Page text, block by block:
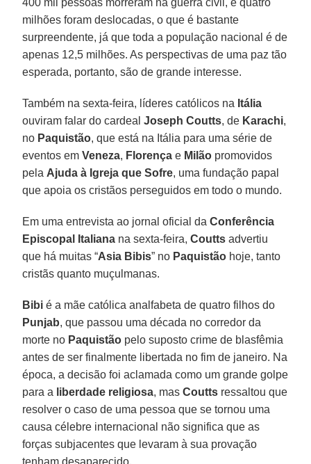
milhões foram deslocadas, o que é bastante
surpreendente, já que toda a população nacional é de
apenas 12,5 milhões. As perspectivas de uma paz tão
esperada, portanto, são de grande interesse.
Também na sexta-feira, líderes católicos na Itália
ouviram falar do cardealJoseph Coutts, de Karachi,
no Paquistão, que está na Itália para uma série de
eventos emVeneza, Florença e Milão promovidos
pela Ajuda à Igreja que Sofre, uma fundação papal
que apoia os cristãos perseguidos em todo o mundo.
Em uma entrevista ao jornal oficial daConferência
Episcopal Italiana na sexta-feira,Coutts advertiu
que há muitas “Asia Bibis” no Paquistão hoje, tanto
cristãs quanto muçulmanas.
Bibi é a mãe católica analfabeta de quatro filhos do
Punjab, que passou uma década no corredor da
morte no Paquistão pelo suposto crime de blasfêmia
antes de ser finalmente libertada no fim de janeiro. Na
época, a decisão foi aclamada como um grande golpe
para a liberdade religiosa, masCoutts ressaltou que
resolver o caso de uma pessoa que se tornou uma
causa célebre internacional não significa que as
forças subjacentes que levaram à sua provação
tenham desaparecido.